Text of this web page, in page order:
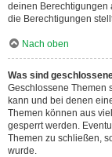
deinen Berechtigungen
die Berechtigungen
Nach oben
Was sind
Geschlossene Themen
kann und bei denen
Themen können aus
gesperrt werden.
Themen zu schließen,
wurde.